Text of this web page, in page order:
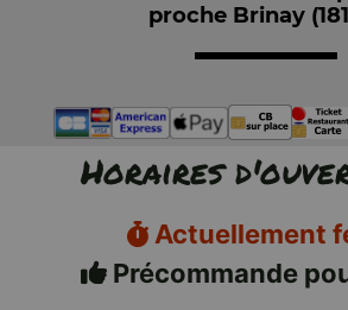
proche Brinay
Horaires
Actuellement
Précommande